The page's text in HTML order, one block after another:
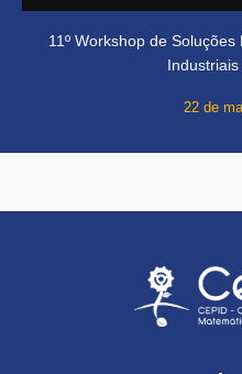
11º Workshop de
22 de